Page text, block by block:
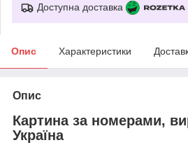
Доступна доставка
Опис Характеристики
Опис
Картина за номерами,
Україна